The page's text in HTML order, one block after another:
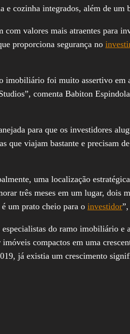
e cozinha integrados, além de um
com valores mais atraentes para
proporciona segurança no
foi muito assertivo em
comenta Babiton
para que os investidores
que viajam bastante e precisam
uma localização
três meses em um lugar, dois
um prato cheio para o investidor
do ramo imobiliário
compactos em uma
já existia um crescimento